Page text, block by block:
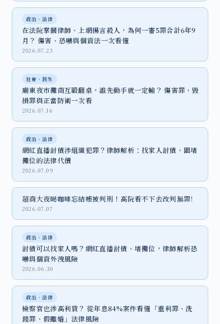
政治‧法律
在法院掌摑律師、上網揚言殺人，為何一審5罪合計6年9
月？ 傷害、恐嚇與個資法一次看懂
2026.07.23
社會‧民生
廟東夜市攤商互毆翻桌，誰先動手就一定輸？ 傷害罪、毀
損罪與正當防衛一次看
2026.07.16
政治‧法律
網紅直播討債涉組織犯罪？律師解析：找家人討債、圍堵
攤位的法律代價
2026.07.09
超商大夜喝咖啡忘結帳被判刑！高院看不下去改判無罪!
2026.07.07
政治‧法律
討債可以找家人嗎？網紅直播討債、堵攤位，律師解析恐
嚇與個資外洩風險
2026.06.30
政治‧法律
檢察官也涉高利貸？ 從年息84%案件看懂「重利罪、洗
錢罪、假離婚」法律風險